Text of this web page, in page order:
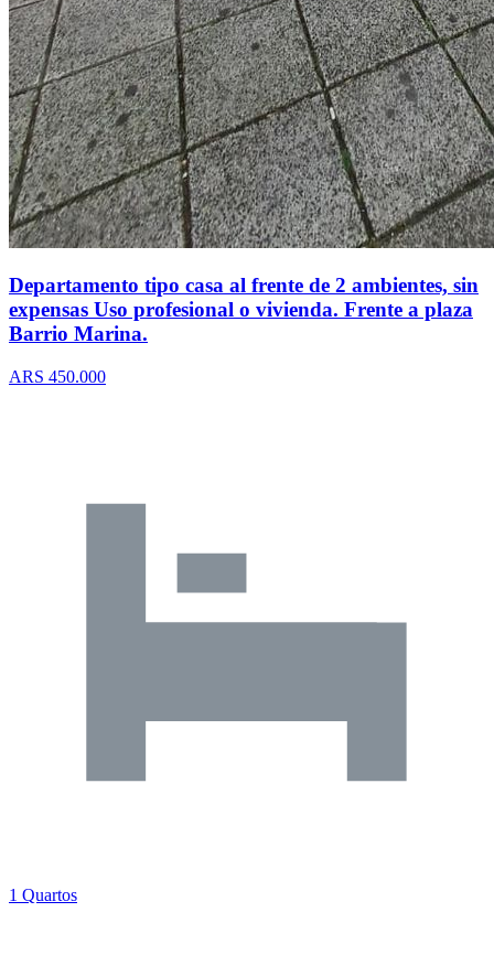
Departamento tipo casa al frente de 2 ambientes, sin
expensas Uso profesional o vivienda. Frente a plaza
Barrio Marina.
ARS 450.000
1 Quartos